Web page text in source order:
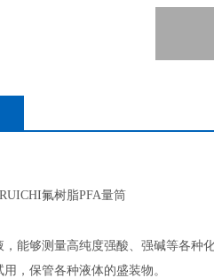
氟树脂PFA量筒
，能够测量高纯度强酸、强碱等各种化
，保管各种液体的盛装物。